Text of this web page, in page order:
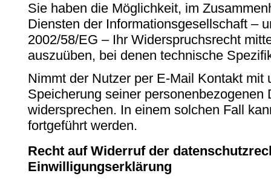
Sie haben die Möglichkeit, im
Diensten der Informationsgesellschaft –
2002/58/EG – Ihr Widerspruchsrecht
auszuüben, bei denen technische
Nimmt der Nutzer per E-Mail Kontakt mit
Speicherung seiner personenbezogenen
widersprechen. In einem solchen Fall
fortgeführt werden.
Recht auf Widerruf der
Einwilligungserklärung